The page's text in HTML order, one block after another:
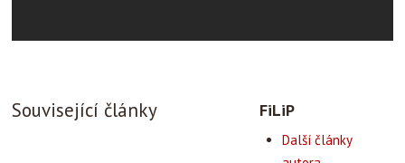
Související články FiLiP
Další články